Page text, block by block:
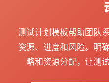
测试计划模板帮助团队
资源、进度和风险。明
略和资源分配，让测